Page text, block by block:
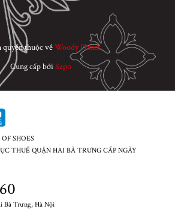
quyền thuộc vềWoody Planet
Cung cấp bởiSapo
SHOES
THUẾ QUẬN HAI BÀ TRƯNG CẤP NGÀY
Bà Trưng, Hà Nội